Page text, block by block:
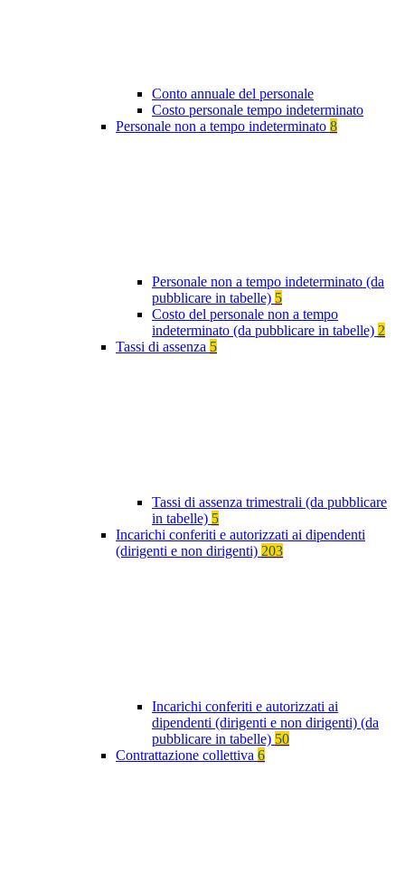
Conto annuale del personale
Costo personale tempo indeterminato
Personale non a tempo indeterminato 8
Personale non a tempo indeterminato (da
pubblicare in tabelle) 5
Costo del personale non a tempo
indeterminato (da pubblicare in tabelle) 2
Tassi di assenza 5
Tassi di assenza trimestrali (da pubblicare
in tabelle) 5
Incarichi conferiti e autorizzati ai dipendenti
(dirigenti e non dirigenti) 203
Incarichi conferiti e autorizzati ai
dipendenti (dirigenti e non dirigenti) (da
pubblicare in tabelle) 50
Contrattazione collettiva 6